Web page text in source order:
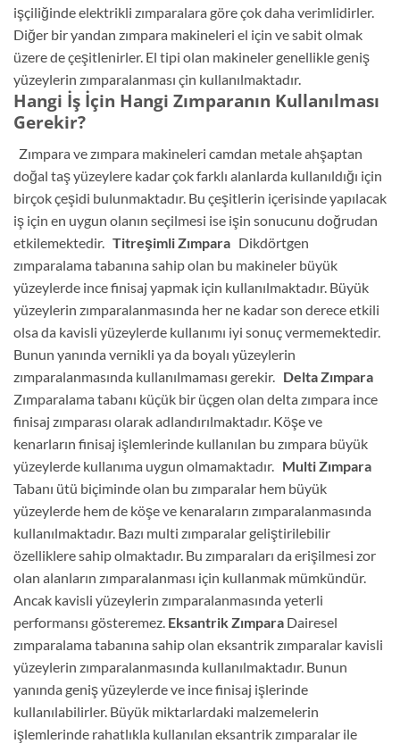
işçiliğinde elektrikli zımparalara göre çok daha verimlidirler.
Diğer bir yandan zımpara makineleri el için ve sabit olmak
üzere de çeşitlenirler. El tipi olan makineler genellikle geniş
yüzeylerin zımparalanması çin kullanılmaktadır.
Hangi İş İçin Hangi Zımparanın Kullanılması
Gerekir?
Zımpara ve zımpara makineleri camdan metale ahşaptan
doğal taş yüzeylere kadar çok farklı alanlarda kullanıldığı için
birçok çeşidi bulunmaktadır. Bu çeşitlerin içerisinde yapılacak
iş için en uygun olanın seçilmesi ise işin sonucunu doğrudan
etkilemektedir. Titreşimli Zımpara Dikdörtgen
zımparalama tabanına sahip olan bu makineler büyük
yüzeylerde ince finisaj yapmak için kullanılmaktadır. Büyük
yüzeylerin zımparalanmasında her ne kadar son derece etkili
olsa da kavisli yüzeylerde kullanımı iyi sonuç vermemektedir.
Bunun yanında vernikli ya da boyalı yüzeylerin
zımparalanmasında kullanılmaması gerekir. Delta Zımpara
Zımparalama tabanı küçük bir üçgen olan delta zımpara ince
finisaj zımparası olarak adlandırılmaktadır. Köşe ve
kenarların finisaj işlemlerinde kullanılan bu zımpara büyük
yüzeylerde kullanıma uygun olmamaktadır. Multi Zımpara
Tabanı ütü biçiminde olan bu zımparalar hem büyük
yüzeylerde hem de köşe ve kenaraların zımparalanmasında
kullanılmaktadır. Bazı multi zımparalar geliştirilebilir
özelliklere sahip olmaktadır. Bu zımparaları da erişilmesi zor
olan alanların zımparalanması için kullanmak mümkündür.
Ancak kavisli yüzeylerin zımparalanmasında yeterli
performansı gösteremez. Eksantrik Zımpara Dairesel
zımparalama tabanına sahip olan eksantrik zımparalar kavisli
yüzeylerin zımparalanmasında kullanılmaktadır. Bunun
yanında geniş yüzeylerde ve ince finisaj işlerinde
kullanılabilirler. Büyük miktarlardaki malzemelerin
işlemlerinde rahatlıkla kullanılan eksantrik zımparalar ile